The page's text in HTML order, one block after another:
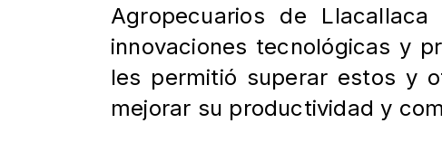
Agropecuarios de
innovaciones tecnológicas y
les permitió superar estos y
mejorar su productividad y